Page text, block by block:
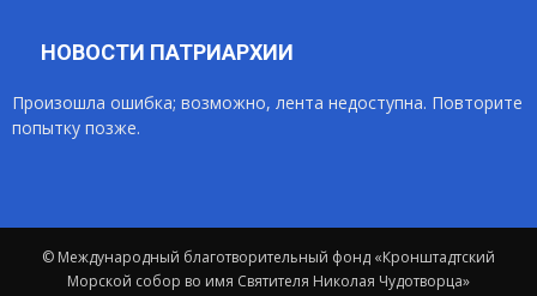
НОВОСТИ ПАТРИАРХИИ
Произошла ошибка; возможно, лента недоступна. Повторите
попытку позже.
© Международный благотворительный фонд «Кронштадтский
Морской собор во имя Святителя Николая Чудотворца»